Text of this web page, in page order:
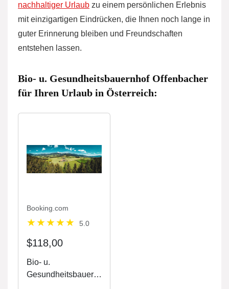
nachhaltiger Urlaub zu einem persönlichen Erlebnis
mit einzigartigen Eindrücken, die Ihnen noch lange in
guter Erinnerung bleiben und Freundschaften
entstehen lassen.
Bio- u. Gesundheitsbauernhof Offenbacher
für Ihren Urlaub in Österreich:
Booking.com
5.0
$118,00
Bio- u.
Gesundheitsbauern